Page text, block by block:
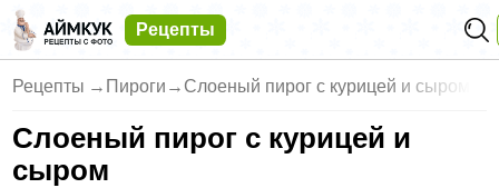
Рецепты
Рецепты → Пироги → Слоеный пирог с курицей и сыром
Слоеный пирог с курицей и
сыром